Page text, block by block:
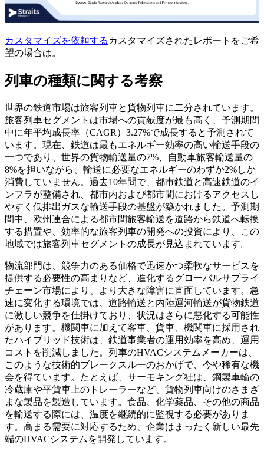
カスタマイズを依頼する カスタマイズされたレポートをご希
望の場合は。
列車の種類に関する考察
世界の鉄道市場は旅客列車と貨物列車に二分されています。
旅客列車セグメントは市場への貢献度が最も高く、予測期間
中に年平均成長率（CAGR）3.27%で成長すると予測されて
います。現在、鉄道は最もエネルギー効率の高い輸送手段の
一つであり、世界の貨物輸送量の7%、自動車旅客輸送量の
8%を担いながら、輸送に必要なエネルギーのわずか2%しか
消費していません。過去10年間で、都市鉄道と高速鉄道のイ
ンフラが整備され、都市内および都市間におけるアクセスし
やすく低排出ガスな輸送手段の基盤が築かれました。予測期
間中、欧州連合による都市間旅客輸送を道路から鉄道へ転換
する措置や、効率的な旅客列車の開発への投資により、この
地域では旅客列車セグメントの成長が見込まれています。
物流部門は、競争力のある価格で迅速かつ柔軟なサービスを
提供する必要性の高まりなど、進化するグローバルサプライ
チェーン市場により、より大きな障害に直面しています。急
速に変化する環境では、道路輸送と内陸運河輸送が貨物鉄道
に激しい競争を仕掛けており、状況はさらに悪化する可能性
があります。機関車に加えて客車、貨車、機関車に採用され
たハイブリッド技術は、鉄道事業者の運用効率を高め、運用
コストを削減しました。列車のHVACシステムメーカーは、
このような技術的ブレークスルーのおかげで、今や稀有な機
会を得ています。たとえば、サーモキング社は、鋼製車輪の
冷蔵庫や平貨車上のトレーラーなど、貨物列車向けのさまざ
まな製品を製造しています。食品、化学薬品、その他の商品
を輸送する際には、温度を継続的に監視する必要がありま
す。高まる需要に対応するため、企業はまったく新しい最先
端のHVACシステムを開発しています。